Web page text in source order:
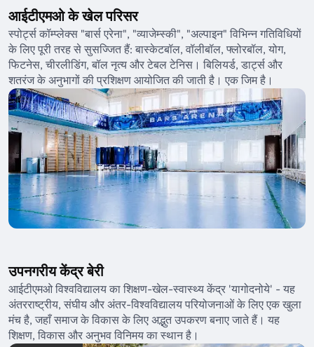
आईटीएमओ के खेल परिसर
स्पोर्ट्स कॉम्प्लेक्स "बार्स एरेना", "व्याजेम्स्की", "अल्पाइन" विभिन्न गतिविधियों
के लिए पूरी तरह से सुसज्जित हैं: बास्केटबॉल, वॉलीबॉल, फ्लोरबॉल, योग,
फिटनेस, चीरलीडिंग, बॉल नृत्य और टेबल टेनिस। बिलियर्ड, डार्ट्स और
शतरंज के अनुभागों की प्रशिक्षण आयोजित की जाती है। एक जिम है।
उपनगरीय केंद्र बेरी
आईटीएमओ विश्वविद्यालय का शिक्षण-खेल-स्वास्थ्य केंद्र 'यागोदनोये' - यह
अंतरराष्ट्रीय, संघीय और अंतर-विश्वविद्यालय परियोजनाओं के लिए एक खुला
मंच है, जहाँ समाज के विकास के लिए अद्भुत उपकरण बनाए जाते हैं। यह
शिक्षण, विकास और अनुभव विनिमय का स्थान है।